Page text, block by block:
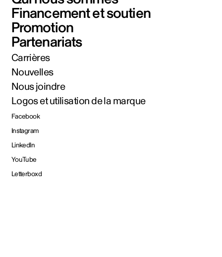
Financement et soutien
Promotion
Partenariats
Carrières
Nouvelles
Nous joindre
Logos et utilisation de la marque
Facebook
Instagram
LinkedIn
YouTube
Letterboxd